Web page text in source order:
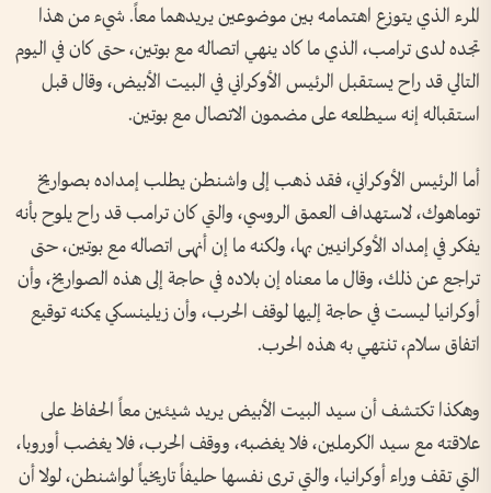
المرء الذي يتوزع اهتمامه بين موضوعين يريدهما معاً. شيء من هذا
تجده لدى ترامب، الذي ما كاد ينهي اتصاله مع بوتين، حتى كان في اليوم
التالي قد راح يستقبل الرئيس الأوكراني في البيت الأبيض، وقال قبل
استقباله إنه سيطلعه على مضمون الاتصال مع بوتين.
أما الرئيس الأوكراني، فقد ذهب إلى واشنطن يطلب إمداده بصواريخ
توماهوك، لاستهداف العمق الروسي، والتي كان ترامب قد راح يلوح بأنه
يفكر في إمداد الأوكرانيين بها، ولكنه ما إن أنهى اتصاله مع بوتين، حتى
تراجع عن ذلك، وقال ما معناه إن بلاده في حاجة إلى هذه الصواريخ، وأن
أوكرانيا ليست في حاجة إليها لوقف الحرب، وأن زيلينسكي يمكنه توقيع
اتفاق سلام، تنتهي به هذه الحرب.
وهكذا تكتشف أن سيد البيت الأبيض يريد شيئين معاً الحفاظ على
علاقته مع سيد الكرملين، فلا يغضبه، ووقف الحرب، فلا يغضب أوروبا،
التي تقف وراء أوكرانيا، والتي ترى نفسها حليفاً تاريخياً لواشنطن، لولا أن